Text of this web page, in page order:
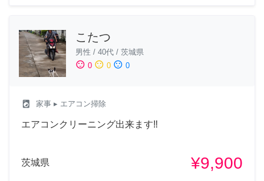
こたつ
男性 / 40代 / 茨城県
sentiment_satisfied 0 sentiment_neutral 0 sentiment_dissatisfied 0
local_laundry_service 家事 ▸ エアコン掃除
エアコンクリーニング出来ます‼︎
茨城県 ¥9,900